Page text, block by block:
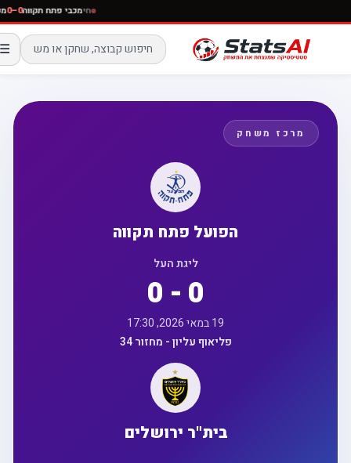
חימכבי פתח תקווה
☰
מרכז משחק
הפועל פתח תקווה
ליגת העל
0 - 0
19 במאי 2026, 17:30
פליאוף עליון - מחזור 34
בית"ר ירושלים